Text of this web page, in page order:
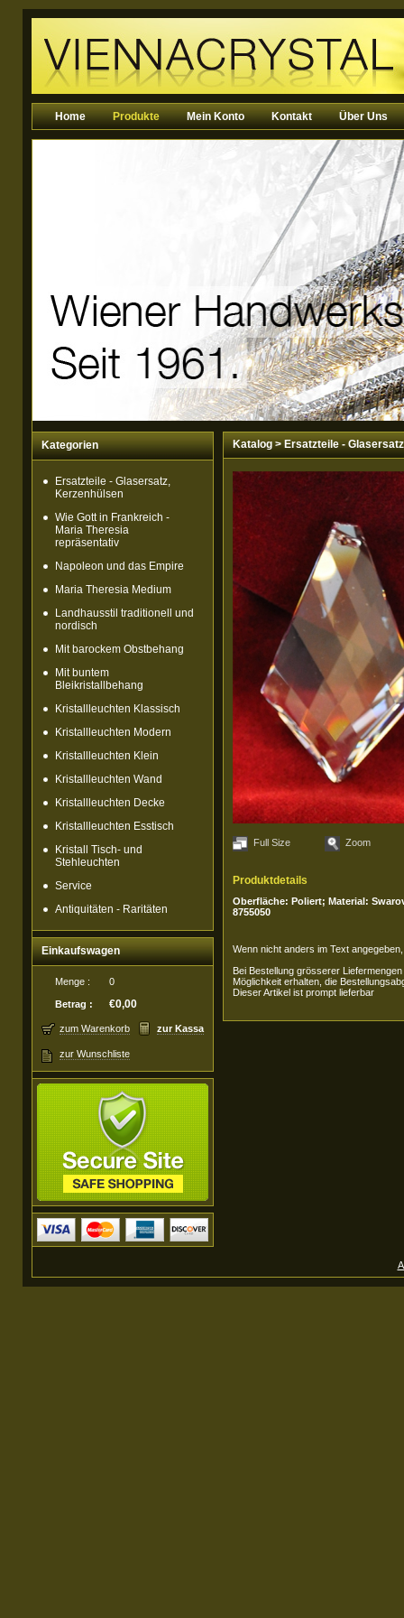
Home Produkte Mein Konto Kontakt Über Uns
Kategorien
Ersatzteile - Glasersatz,
Kerzenhülsen
Wie Gott in Frankreich -
Maria Theresia
repräsentativ
Napoleon und das Empire
Maria Theresia Medium
Landhausstil traditionell und
nordisch
Mit barockem Obstbehang
Mit buntem
Bleikristallbehang
Kristallleuchten Klassisch
Kristallleuchten Modern
Kristallleuchten Klein
Kristallleuchten Wand
Kristallleuchten Decke
Kristallleuchten Esstisch
Kristall Tisch- und
Stehleuchten
Service
Antiquitäten - Raritäten
Einkaufswagen
Menge : 0
Betrag : €0,00
zum Warenkorb zur Kassa
zur Wunschliste
Katalog>Ersatzteile -
Full Size Zoom
Produktdetails
Oberfläche: Poliert; Material:
8755050
Wenn nicht anders im Text
Bei Bestellung grösserer
Möglichkeit erhalten, die
Dieser Artikel ist prompt lieferbar